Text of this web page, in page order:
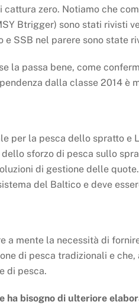
zero. Notiamo che
Btrigger) sono stati rivisti
SSB nel parere sono state
la passa bene, come
dalla classe 2014 è
per la pesca dello spratto e
sforzo di pesca sullo
di gestione delle
del Baltico e deve
a mente la necessità di
di pesca tradizionali e
di pesca.
ha bisogno di ulteriore